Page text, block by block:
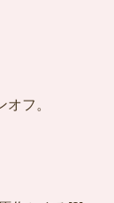
フ。